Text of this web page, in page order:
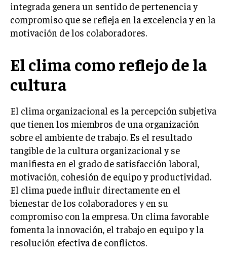
INVESTIGACIÓN DE MERCADO
ANÁLISIS DE COMPETENCIA
EMPRENDIMIENTO
LIDERAZGO
HABILIDADES DIRECTIVAS
EMPRENDIMIENTO
PLANIFICACIÓN EMPRESARIAL
FINANZAS
FINANZAS Y CONTABILIDAD
GESTIÓN DE RECURSOS FINANCIEROS
INVERSIONES Y MERCADOS FINANCIEROS
integrada genera un sentido de pertenencia y
compromiso que se refleja en la excelencia y en la
motivación de los colaboradores.
El clima como reflejo de la
cultura
El clima organizacional es la percepción subjetiva
que tienen los miembros de una organización
sobre el ambiente de trabajo. Es el resultado
tangible de la cultura organizacional y se
manifiesta en el grado de satisfacción laboral,
motivación, cohesión de equipo y productividad.
El clima puede influir directamente en el
bienestar de los colaboradores y en su
compromiso con la empresa. Un clima favorable
fomenta la innovación, el trabajo en equipo y la
resolución efectiva de conflictos.